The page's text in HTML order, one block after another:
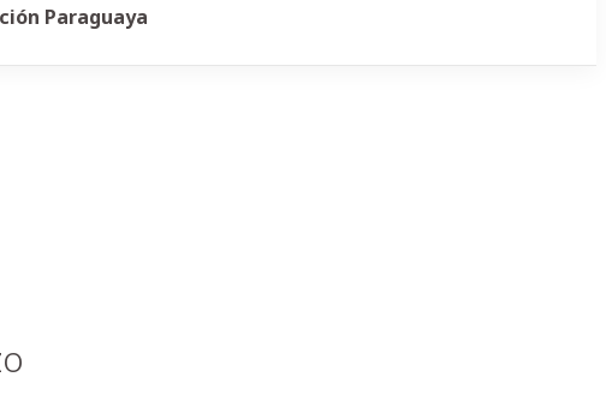
Paraguaya